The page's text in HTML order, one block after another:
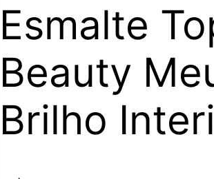
Esmalte
Beauty
Brilho